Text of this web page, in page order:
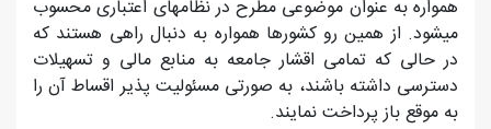
همواره به عنوان موضوعی مطرح در نظامهای اعتباری محسوب
میشود. از همین رو کشورها همواره به دنبال راهی هستند که
در حالی که تمامی اقشار جامعه به منابع مالی و تسهیلات
دسترسی داشته باشند، به صورتی مسئولیت پذیر اقساط آن را
به موقع باز پرداخت نمایند.